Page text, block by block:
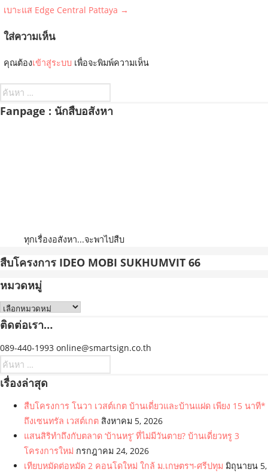
แนะแนว
เรื่อง
เบาะแส Edge Central Pattaya →
ใส่ความเห็น
คุณต้องเข้าสู่ระบบ เพื่อจะพิมพ์ความเห็น
ค้นหา
สำหรับ:
Fanpage : นักสืบอสังหา
ทุกเรื่องอสังหา...จะพาไปสืบ
สืบโครงการ IDEO MOBI SUKHUMVIT 66
หมวดหมู่
หมวด
หมู่
ติดต่อเรา…
089-440-1993 online@smartsign.co.th
ค้นหา
สำหรับ:
เรื่องล่าสุด
สืบโครงการ โนวา เวสต์เกต บ้านเดี่ยวและบ้านแฝด เพียง 15 นาที*
ถึงเซนทรัล เวสต์เกต สิงหาคม 5, 2026
แสนสิริทำถึงกับตลาด ‘บ้านหรู’ ที่ไม่มีวันตาย? บ้านเดี่ยวหรู 3
โครงการใหม่ กรกฎาคม 24, 2026
เทียบหมัดต่อหมัด 2 คอนโดใหม่ ใกล้ ม.เกษตรฯ-ศรีปทุม มิถุนายน 5,